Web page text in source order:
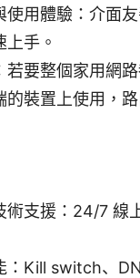
使用體驗：介面
手。
若要整個家用網
的裝置上使用，
術支援：24/7 線
：Kill switch、